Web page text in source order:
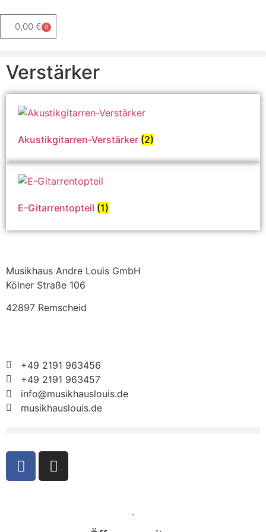
0,00 € 0
Verstärker
Akustikgitarren-Verstärker (2)
E-Gitarrentopteil (1)
Musikhaus Andre Louis GmbH
Kölner Straße 106
42897 Remscheid
+49 2191 963456
+49 2191 963457
info@musikhauslouis.de
musikhauslouis.de
.